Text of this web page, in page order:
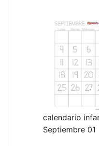
calendario
Septiembre 01